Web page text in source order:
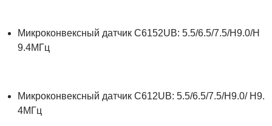
Микроконвексный датчик C6152UB: 5.5/6.5/7.5/H9.0/H
9.4МГц
Микроконвексный датчик C612UB: 5.5/6.5/7.5/H9.0/ H9.
4МГц